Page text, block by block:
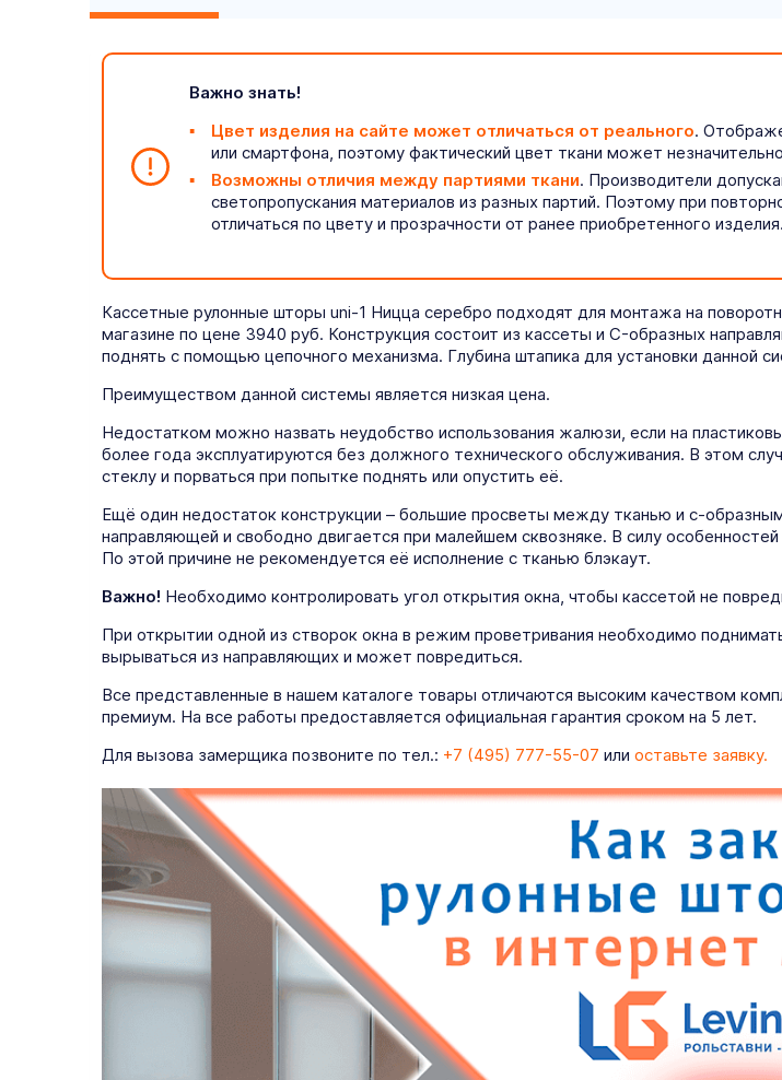
Важно знать!
Цвет изделия на сайте может отличаться от реального.
или смартфона, поэтому фактический цвет ткани может
Возможны отличия между партиями ткани. Производители
светопропускания материалов из разных партий. Поэтому при
отличаться по цвету и прозрачности от ранее приобретенного изделия.
Кассетные рулонные шторы uni-1 Ницца серебро подходят для монтажа на
магазине по цене 3940 руб. Конструкция состоит из кассеты и C-образных
поднять с помощью цепочного механизма. Глубина штапика для установки данной
Преимуществом данной системы является низкая цена.
Недостатком можно назвать неудобство использования жалюзи, если на
более года эксплуатируются без должного технического обслуживания. В этом
стеклу и порваться при попытке поднять или опустить её.
Ещё один недостаток конструкции – большие просветы между тканью и с-
направляющей и свободно двигается при малейшем сквозняке. В силу
По этой причине не рекомендуется её исполнение с тканью блэкаут.
Важно! Необходимо контролировать угол открытия окна, чтобы кассетой не
При открытии одной из створок окна в режим проветривания необходимо
вырываться из направляющих и может повредиться.
Все представленные в нашем каталоге товары отличаются высоким качеством
премиум. На все работы предоставляется официальная гарантия сроком на 5 лет.
Для вызова замерщика позвоните по тел.: +7 (495) 777-55-07 или оставьте заявку.